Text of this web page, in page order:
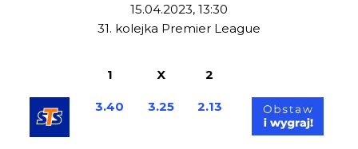
15.04.2023, 13:30
31. kolejka Premier League
1 X 2
3.40 3.25 2.13